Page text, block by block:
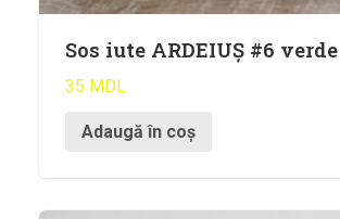
Sos iute ARDEIUȘ #6 verde
35 MDL
Adaugă în coș